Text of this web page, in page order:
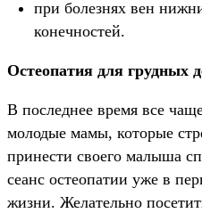
при болезнях вен
конечностей.
Остеопатия для грудных
В последнее время все
молодые мамы, которые
принести своего малыша
сеанс остеопатии уже в
жизни. Желательно